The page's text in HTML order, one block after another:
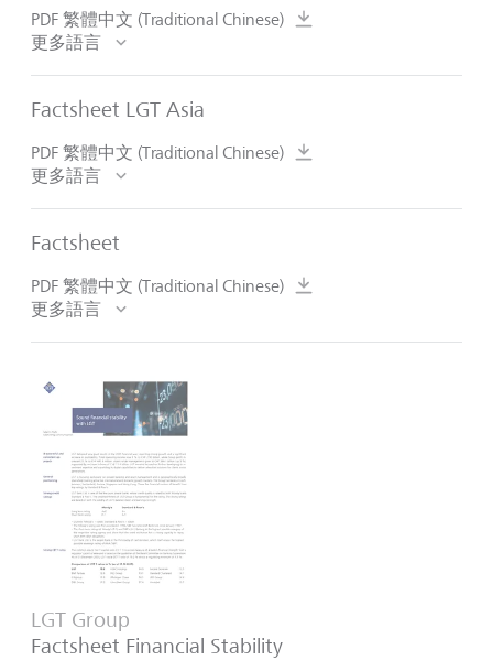
PDF 繁體中文 (Traditional Chinese)
更多語言
Factsheet LGT Asia
PDF 繁體中文 (Traditional Chinese)
更多語言
Factsheet
PDF 繁體中文 (Traditional Chinese)
更多語言
LGT Group
Factsheet Financial Stability